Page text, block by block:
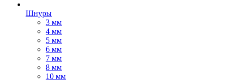
Шнуры
3 мм
4 мм
5 мм
6 мм
7 мм
8 мм
10 мм